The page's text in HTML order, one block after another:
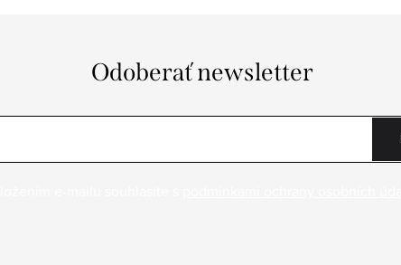
Odoberať newsletter